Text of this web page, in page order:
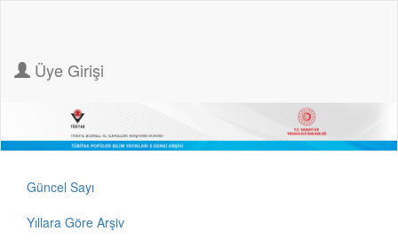
Üye Girişi
Güncel Sayı
Yıllara Göre Arşiv